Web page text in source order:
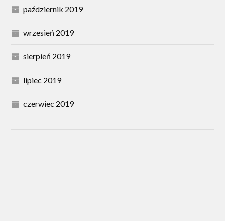
październik 2019
wrzesień 2019
sierpień 2019
lipiec 2019
czerwiec 2019